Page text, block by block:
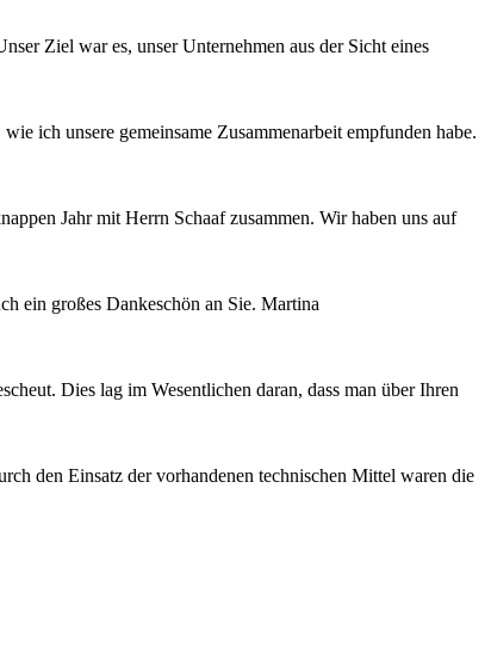
Ziel war es, unser Unternehmen aus der Sicht eines
ich unsere gemeinsame Zusammenarbeit empfunden habe.
Jahr mit Herrn Schaaf zusammen. Wir haben uns auf
ein großes Dankeschön an Sie. Martina
Dies lag im Wesentlichen daran, dass man über Ihren
den Einsatz der vorhandenen technischen Mittel waren die